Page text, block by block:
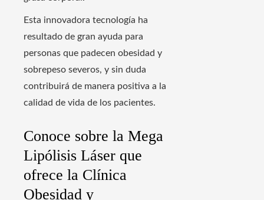
Esta innovadora tecnología ha
resultado de gran ayuda para
personas que padecen obesidad y
sobrepeso severos, y sin duda
contribuirá de manera positiva a la
calidad de vida de los pacientes.
Conoce sobre la Mega
Lipólisis Láser que
ofrece la Clínica
Obesidad y